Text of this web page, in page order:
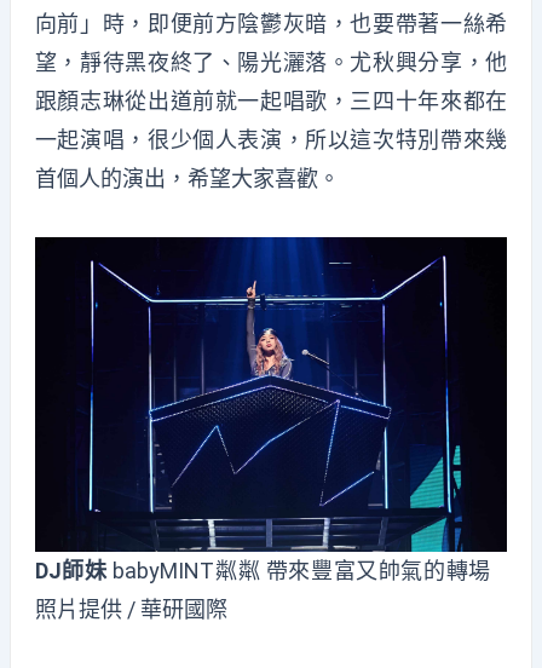
向前」時，即便前方陰鬱灰暗，也要帶著一絲希
望，靜待黑夜終了、陽光灑落。尤秋興分享，他
跟顏志琳從出道前就一起唱歌，三四十年來都在
一起演唱，很少個人表演，所以這次特別帶來幾
首個人的演出，希望大家喜歡。
DJ師妹 babyMINT粼粼 帶來豐富又帥氣的轉場
照片提供 / 華研國際